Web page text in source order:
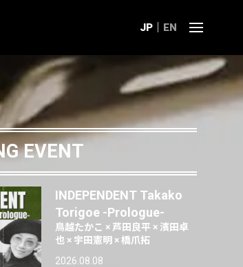
JP EN
EVENT
INDEPENDENT Takako
Torigoe -Prologue-
鳥越たかこ × 芦田良平 × 濱田卓
也 × 宇田憲明 × 橋爪拓
2026.08.08